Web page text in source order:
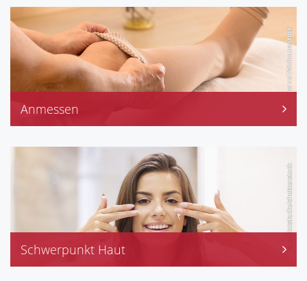
Dänisch, Schwedisch
Russisch, Rumänisch
Türkisch
Anmessen
Kompressionsstrümpfe
Kompressionsstrümpfe
Schwerpunkt Haut